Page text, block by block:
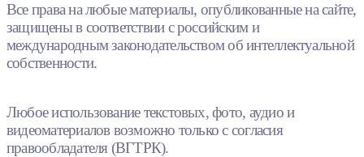
Все права на любые материалы, опубликованные на сайте,
защищены в соответствии с российским и
международным законодательством об интеллектуальной
собственности.
Любое использование текстовых, фото, аудио и
видеоматериалов возможно только с согласия
правообладателя (ВГТРК).